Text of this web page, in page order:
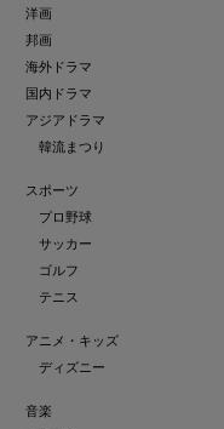
洋画
邦画
海外ドラマ
国内ドラマ
アジアドラマ
韓流まつり
スポーツ
プロ野球
サッカー
ゴルフ
テニス
アニメ・キッズ
ディズニー
音楽